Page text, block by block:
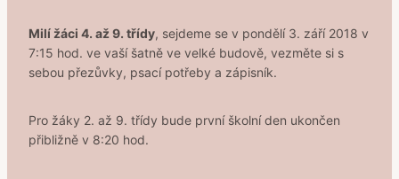
Milí žáci 4. až 9. třídy, sejdeme se v pondělí 3. září 2018 v
7:15 hod. ve vaší šatně ve velké budově, vezměte si s
sebou přezůvky, psací potřeby a zápisník.
Pro žáky 2. až 9. třídy bude první školní den ukončen
přibližně v 8:20 hod.